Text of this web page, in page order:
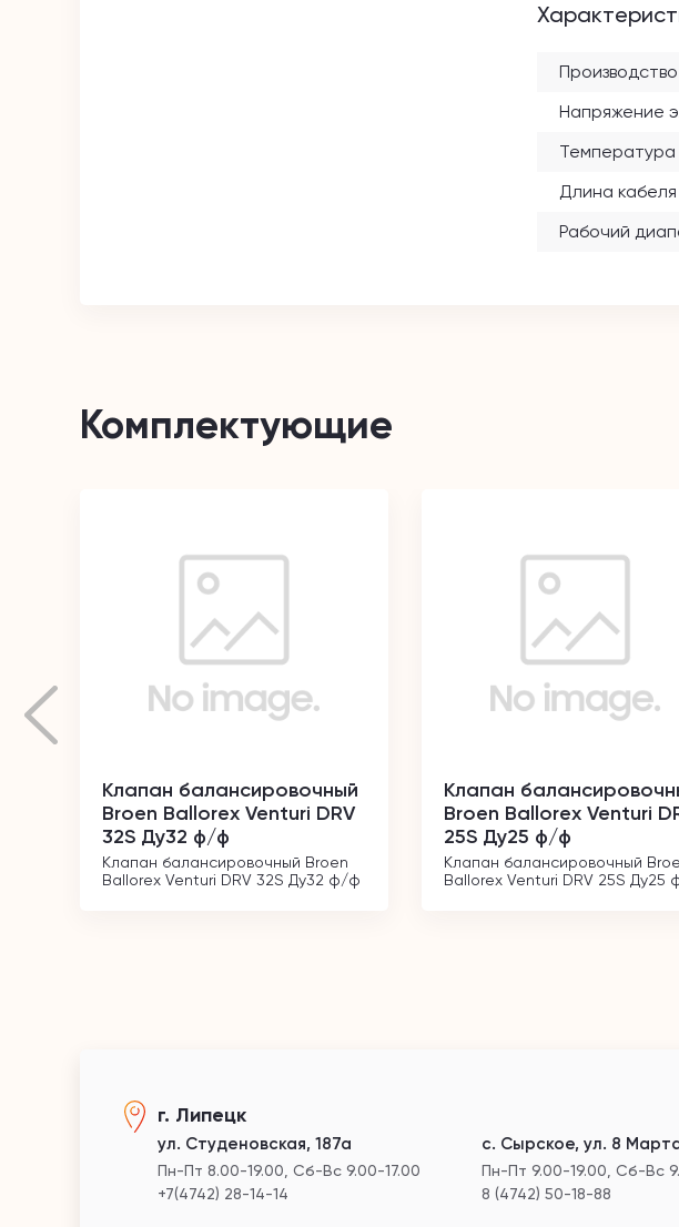
Производство
Напряжение
Температура
Длина кабеля
Рабочий
Комплектующие
Клапан балансировочный
Broen Ballorex Venturi DRV
32S Ду32 ф/ф
Клапан балансировочный Broen
Ballorex Venturi DRV 32S Ду32 ф/ф
Клапан
Broen Ballorex Venturi
25S Ду25 ф/ф
Клапан балансировочный
Ballorex Venturi DRV 25S Ду25
г. Липецк
ул. Студеновская, 187а
Пн-Пт 8.00-19.00, Сб-Вс 9.00-17.00
+7(4742) 28-14-14
с. Сырское, ул. 8
Пн-Пт 9.00-19.00, Сб-Вс
8 (4742) 50-18-88